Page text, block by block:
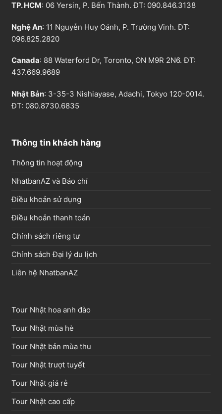
TP. HCM: 06 Yersin, P. Bến Thành. ĐT: 090.846.3138
Nghệ An: 11 Nguyễn Huy Oánh, P. Trường Vinh. ĐT:
096.825.2820
Canada: 88 Waterford Dr, Toronto, ON M9R 2N6. ĐT:
437.669.9689
Nhật Bản: 3-35-3 Nishiayase, Adachi, Tokyo 120-0014.
ĐT: 080.8730.6835
Thông tin khách hàng
Thông tin hoạt động
NhatbanAZ và Báo chí
Điều khoản sử dụng
Điều khoản thanh toán
Chính sách riêng tư
Chính sách Đại lý du lịch
Liên hệ NhatbanAZ
Tour Nhật hoa anh đào
Tour Nhật mùa hè
Tour Nhật bản mùa thu
Tour Nhật trượt tuyết
Tour Nhật giá rẻ
Tour Nhật cao cấp